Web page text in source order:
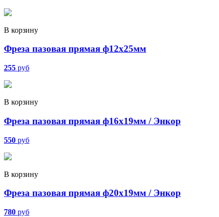
В корзину
Фреза пазовая прямая ф12х25мм
255 руб
В корзину
Фреза пазовая прямая ф16х19мм / Энкор
550 руб
В корзину
Фреза пазовая прямая ф20х19мм / Энкор
780 руб